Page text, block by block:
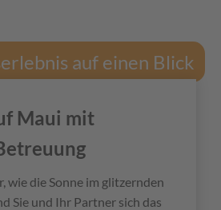
auf einen Blick
Maui mit
wie die Sonne im glitzernden
Sie und Ihr Partner sich das